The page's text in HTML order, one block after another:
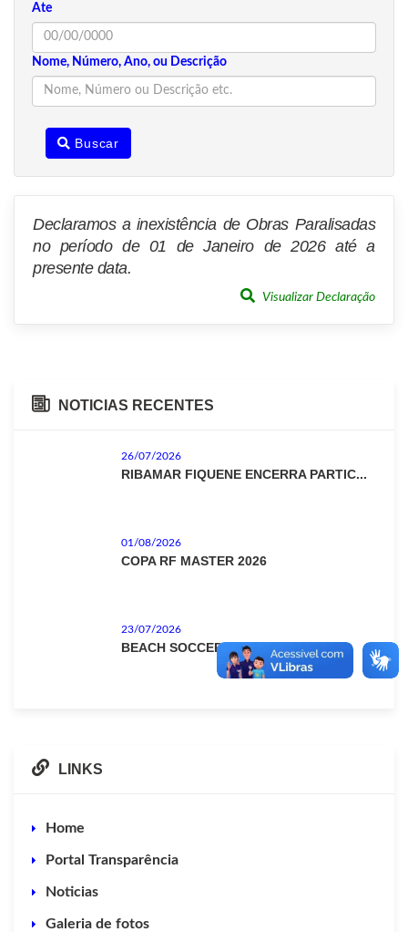
Ate
Nome, Número, Ano, ou Descrição
Buscar
Declaramos a inexistência de Obras Paralisadas
no período de 01 de Janeiro de 2026 até a
presente data.
Visualizar Declaração
NOTICIAS RECENTES
26/07/2026
RIBAMAR FIQUENE ENCERRA PARTIC...
01/08/2026
COPA RF MASTER 2026
23/07/2026
BEACH SOCCER INFANTO FEMININO
LINKS
Home
Portal Transparência
Noticias
Galeria de fotos